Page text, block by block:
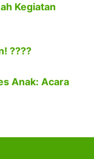
Kegiatan
????
Anak: Acara